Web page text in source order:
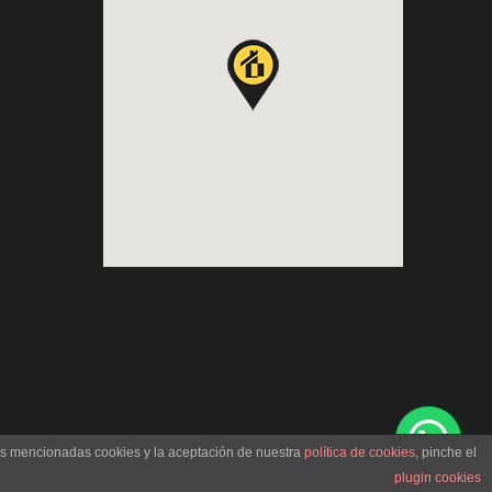
mencionadas cookies y la aceptación de nuestra política de cookies, pinche el
plugin cookies